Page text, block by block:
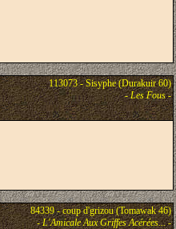
113073 - Sisyphe (Durakuir 60)
-Les Fous-
84339 - coup d'grizou (Tomawak 46)
-L'Amicale Aux Griffes Acérées...-